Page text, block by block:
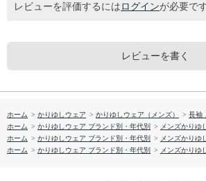
レビューを評価するには ログインが必要です
レビューを書く
ホーム > かりゆしウェア > かりゆしウェア（メンズ） > 長袖
ホーム > かりゆしウェア ブランド別・年代別 > メンズかりゆ
ホーム > かりゆしウェア ブランド別・年代別 > メンズかりゆ
ホーム > かりゆしウェア ブランド別・年代別 > メンズかりゆ